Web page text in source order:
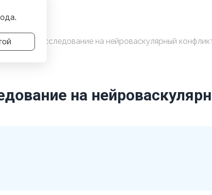
мозг + исследование на нейроваскулярный
на